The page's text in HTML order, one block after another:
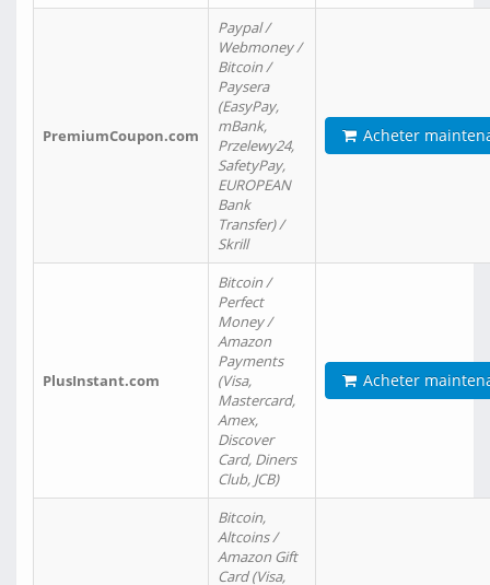
PremiumCoupon.com
Paypal /
Webmoney /
Bitcoin /
Paysera
(EasyPay,
mBank,
Przelewy24,
SafetyPay,
EUROPEAN
Bank
Transfer) /
Skrill
Acheter
PlusInstant.com
Bitcoin /
Perfect
Money /
Amazon
Payments
(Visa,
Mastercard,
Amex,
Discover
Card, Diners
Club, JCB)
Acheter
Bitcoin,
Altcoins /
Amazon Gift
Card (Visa,